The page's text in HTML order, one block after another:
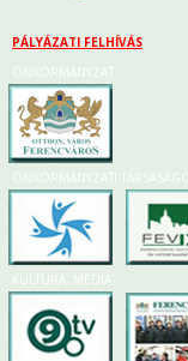
PÁLYÁZATI FELHÍVÁS
ÖNKORMÁNYZAT
ÖNKORMÁNYZATI
KULTÚRA, MÉDIA